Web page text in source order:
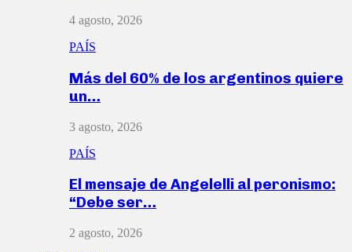
4 agosto, 2026
PAÍS
Más del 60% de los argentinos quiere
un…
3 agosto, 2026
PAÍS
El mensaje de Angelelli al peronismo:
“Debe ser…
2 agosto, 2026